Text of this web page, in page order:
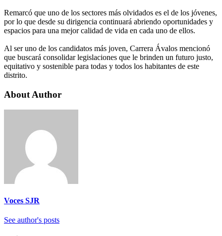
Remarcó que uno de los sectores más olvidados es el de los jóvenes,
por lo que desde su dirigencia continuará abriendo oportunidades y
espacios para una mejor calidad de vida en cada uno de ellos.
Al ser uno de los candidatos más joven, Carrera Ávalos mencionó
que buscará consolidar legislaciones que le brinden un futuro justo,
equitativo y sostenible para todas y todos los habitantes de este
distrito.
About Author
Voces SJR
See author's posts